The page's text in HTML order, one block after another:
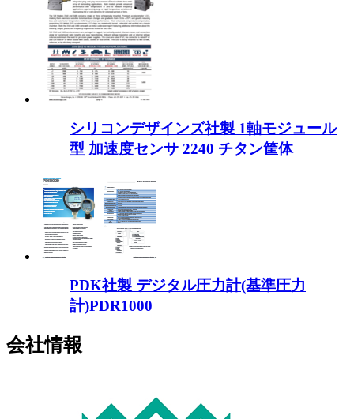
シリコンデザインズ社製 1軸モジュール
型 加速度センサ 2240 チタン筐体
PDK社製 デジタル圧力計(基準圧力
計)PDR1000
会社情報